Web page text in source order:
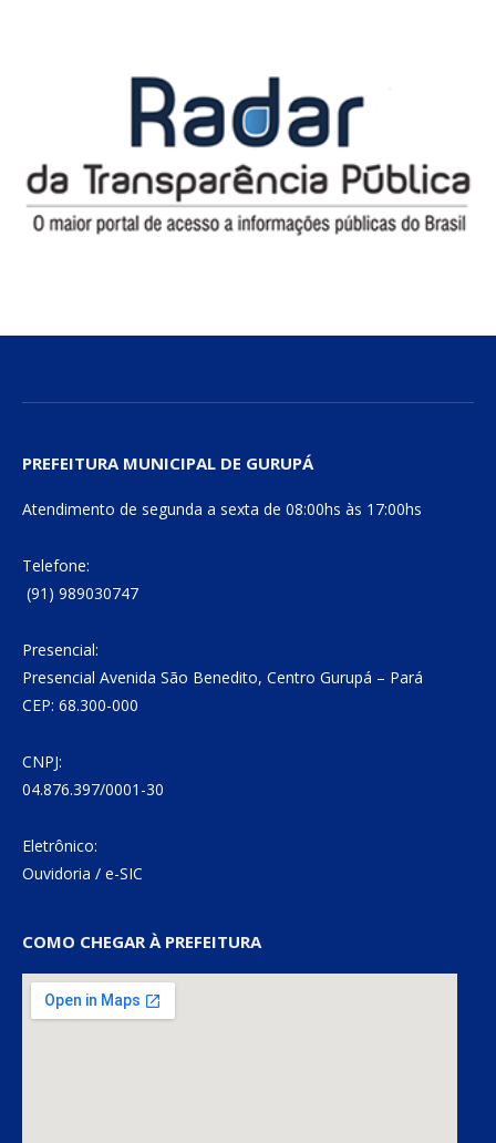
PREFEITURA MUNICIPAL DE GURUPÁ
Atendimento de segunda a sexta de 08:00hs às 17:00hs
Telefone:
(91) 989030747
Presencial:
Presencial Avenida São Benedito, Centro Gurupá – Pará
CEP: 68.300-000
CNPJ:
04.876.397/0001-30
Eletrônico:
Ouvidoria / e-SIC
COMO CHEGAR À PREFEITURA